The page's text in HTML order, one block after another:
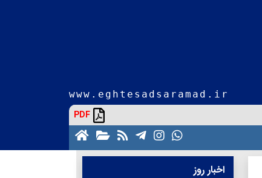
www.eghtesadsaramad.ir
PDF
اخبار روز